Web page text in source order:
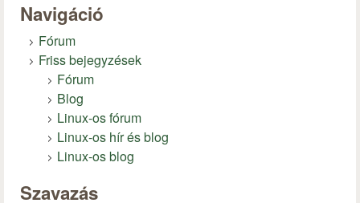
Navigáció
Fórum
Friss bejegyzések
Fórum
Blog
Linux-os fórum
Linux-os hír és blog
Linux-os blog
Szavazás